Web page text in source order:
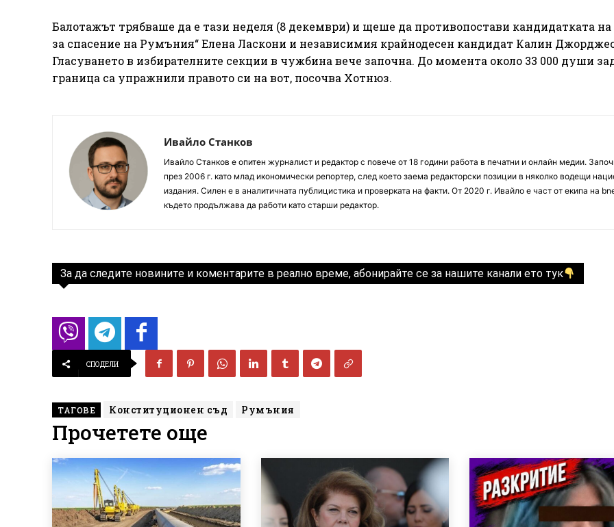
Балотажът трябваше да е тази неделя (8 декември) и щеше да противопостави кандидатката
за спасение на Румъния“ Елена Ласкони и независимия крайнодесен кандидат Калин
Гласуването в избирателните секции в чужбина вече започна. До момента около 33 000 души
граница са упражнили правото си на вот, посочва Хотнюз.
Ивайло Станков
Ивайло Станков е опитен журналист и редактор с повече от 18 години работа в печатни и онлайн медии.
през 2006 г. като млад икономически репортер, след което заема редакторски позиции в няколко водещи
издания. Силен е в аналитичната публицистика и проверката на факти. От 2020 г. Ивайло е част от екипа на
където продължава да работи като старши редактор.
За да следите новините и коментарите в реално време, абонирайте се за нашите канали ето тук
СПОДЕЛИ
ТАГОВЕ Конституционен съд Румъния
Прочетете още